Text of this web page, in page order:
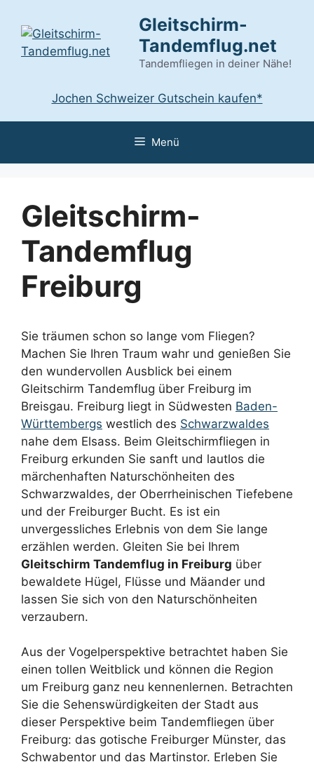
Inhalt
springen
Gleitschirm-
Tandemflug.net
Tandemfliegen in deiner Nähe!
Jochen Schweizer Gutschein kaufen*
Menü
Gleitschirm-
Tandemflug
Freiburg
Sie träumen schon so lange vom Fliegen?
Machen Sie Ihren Traum wahr und genießen Sie
den wundervollen Ausblick bei einem
Gleitschirm Tandemflug über Freiburg im
Breisgau. Freiburg liegt in Südwesten Baden-
Württembergs westlich des Schwarzwaldes
nahe dem Elsass. Beim Gleitschirmfliegen in
Freiburg erkunden Sie sanft und lautlos die
märchenhaften Naturschönheiten des
Schwarzwaldes, der Oberrheinischen Tiefebene
und der Freiburger Bucht. Es ist ein
unvergessliches Erlebnis von dem Sie lange
erzählen werden. Gleiten Sie bei Ihrem
Gleitschirm Tandemflug in Freiburg über
bewaldete Hügel, Flüsse und Mäander und
lassen Sie sich von den Naturschönheiten
verzaubern.
Aus der Vogelperspektive betrachtet haben Sie
einen tollen Weitblick und können die Region
um Freiburg ganz neu kennenlernen. Betrachten
Sie die Sehenswürdigkeiten der Stadt aus
dieser Perspektive beim Tandemfliegen über
Freiburg: das gotische Freiburger Münster, das
Schwabentor und das Martinstor. Erleben Sie